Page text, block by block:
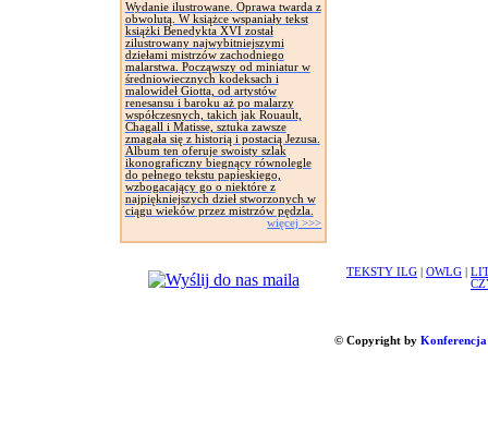
Wydanie ilustrowane. Oprawa twarda z
obwolutą. W książce wspaniały tekst
książki Benedykta XVI został
zilustrowany najwybitniejszymi
dziełami mistrzów zachodniego
malarstwa. Począwszy od miniatur w
średniowiecznych kodeksach i
malowideł Giotta, od artystów
renesansu i baroku aż po malarzy
współczesnych, takich jak Rouault,
Chagall i Matisse, sztuka zawsze
zmagała się z historią i postacią Jezusa.
Album ten oferuje swoisty szlak
ikonograficzny biegnący równolegle
do pełnego tekstu papieskiego,
wzbogacający go o niektóre z
najpiękniejszych dzieł stworzonych w
ciągu wieków przez mistrzów pędzla.
więcej >>>
TEKSTY ILG OWLG
© Copyright by Konferencja